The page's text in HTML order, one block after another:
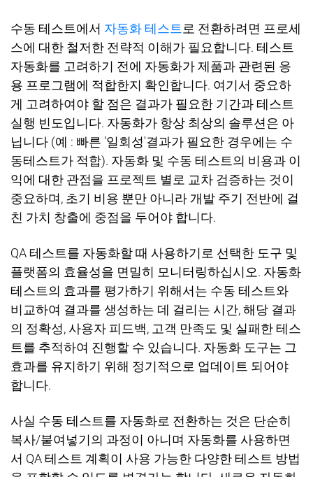
수동 테스트에서 자동화 테스트 로 전환하려면 프로세
스에 대한 철저한 전략적 이해가 필요합니다. 테스트
자동화를 고려하기 전에 자동화가 제품과 관련된 응
용 프로그램에 적합한지 확인합니다. 여기서 중요하
게 고려하여야 할 점은 결과가 필요한 기간과 테스트
실행 빈도입니다. 자동화가 항상 최상의 솔루션은 아
닙니다 (예 : 빠른 '일회성'결과가 필요한 경우에는 수
동테스트가 적합). 자동화 및 수동 테스트의 비용과 이
익에 대한 관점을 프로젝트 별로 교차 검증하는 것이
중요하며, 초기 비용 뿐만 아니라 개발 주기 전반에 걸
친 가치 창출에 중점을 두어야 합니다.
QA 테스트를 자동화할 때 사용하기로 선택한 도구 및
플랫폼의 효율성을 면밀히 모니터링하십시오. 자동화
테스트의 효과를 평가하기 위해서는 수동 테스트와
비교하여 결과를 생성하는 데 걸리는 시간,해당 결과
의 정확성,사용자 피드백, 고객 만족도 및 실패한 테스
트를 추적하여 진행할 수 있습니다. 자동화 도구는 그
효과를 유지하기 위해 정기적으로 업데이트 되어야
합니다.
사실 수동 테스트를 자동화로 전환하는 것은 단순히
복사/붙여넣기의 과정이 아니며 자동화를 사용하면
서 QA 테스트 계획이 사용 가능한 다양한 테스트 방법